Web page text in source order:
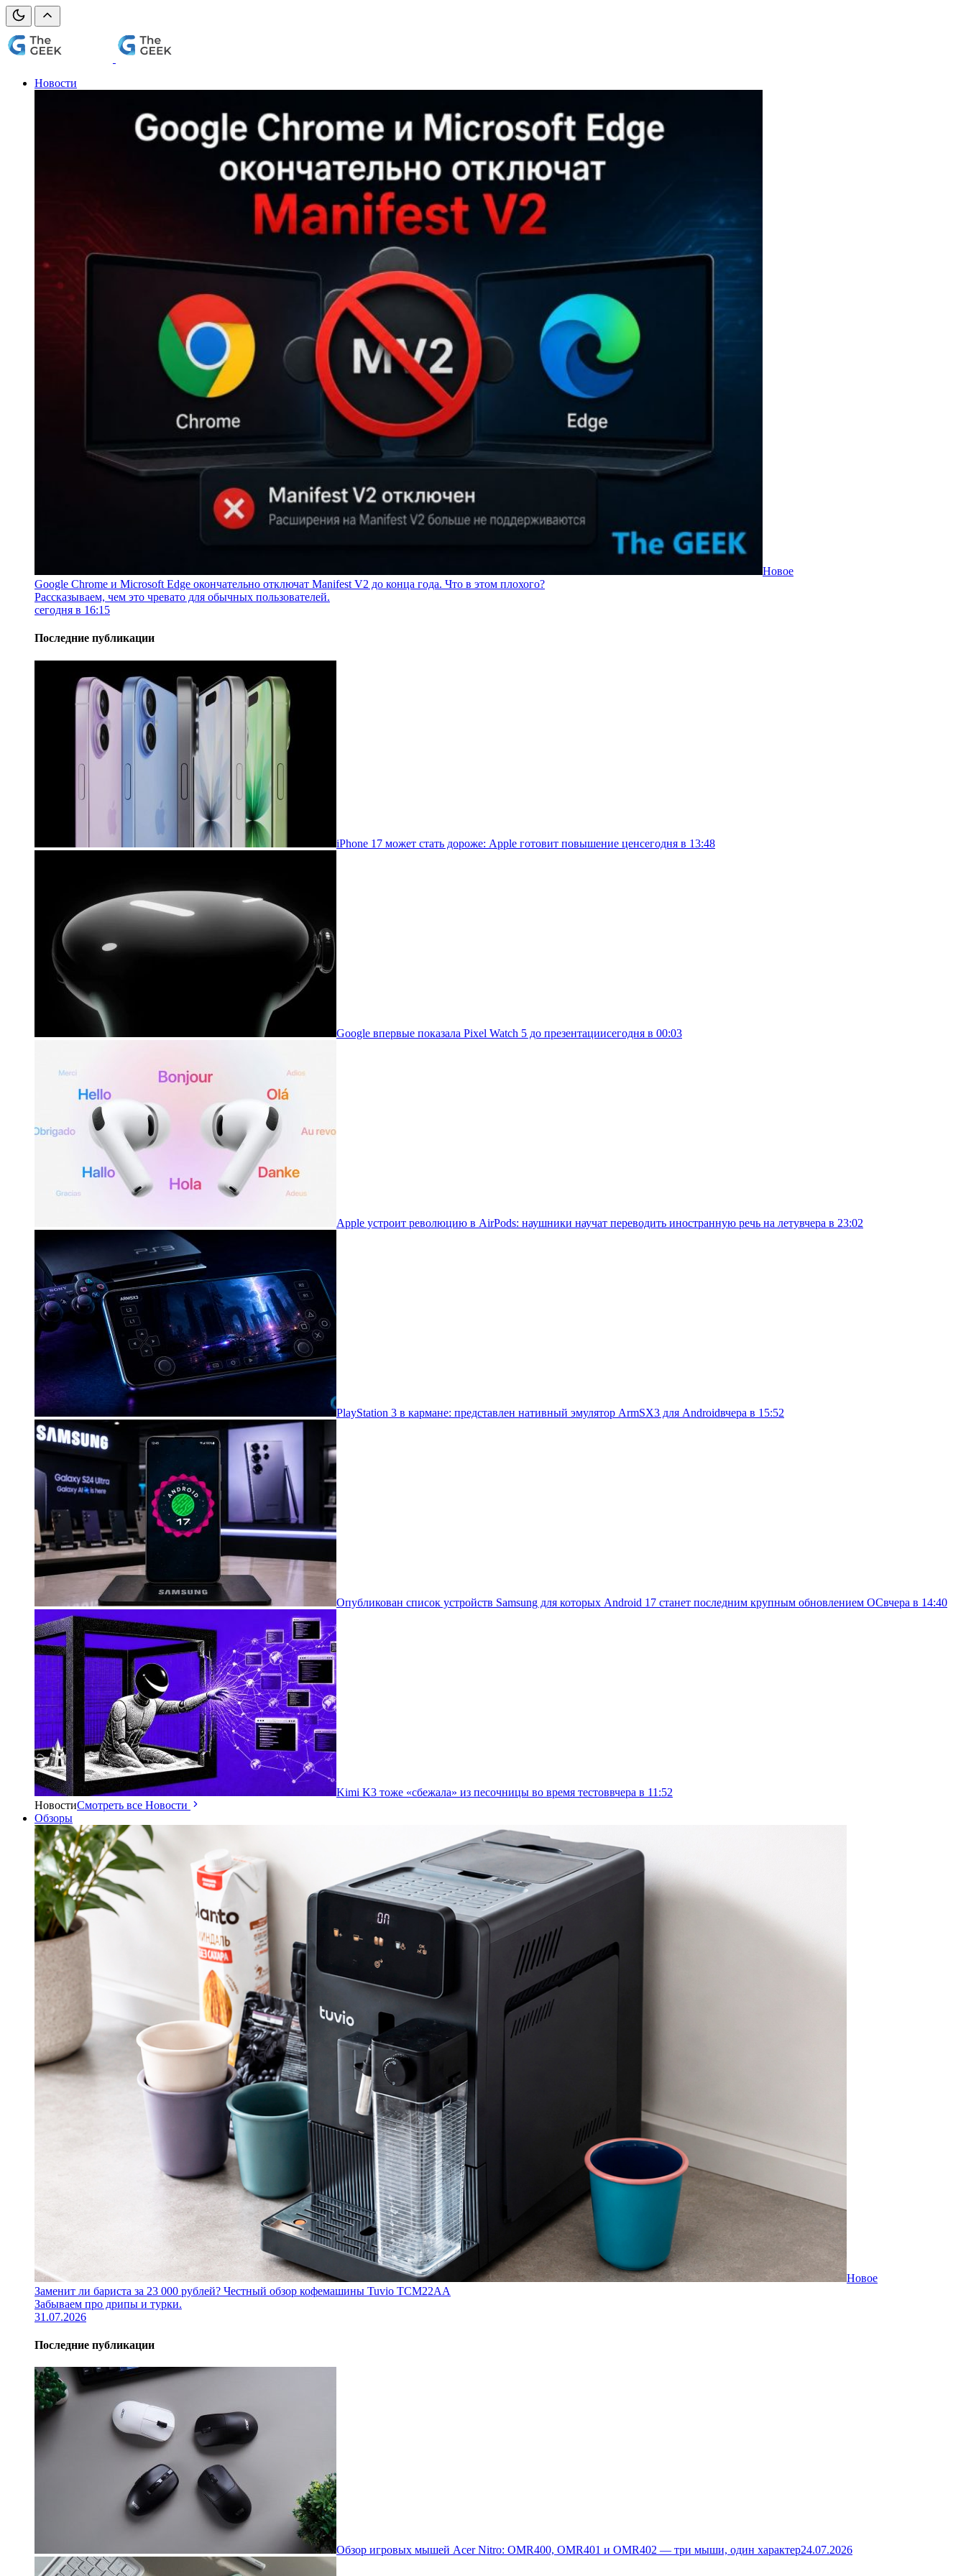
Новости
Новое
Google Chrome и Microsoft Edge окончательно отключат Manifest V2 до конца года. Что в этом плохого?
Рассказываем, чем это чревато для обычных пользователей.
сегодня в 16:15
Последние публикации
iPhone 17 может стать дороже: Apple готовит повышение ценсегодня в 13:48
Google впервые показала Pixel Watch 5 до презентациисегодня в 00:03
Apple устроит революцию в AirPods: наушники научат переводить иностранную речь на летувчера в 23:02
PlayStation 3 в кармане: представлен нативный эмулятор ArmSX3 для Androidвчера в 15:52
Опубликован список устройств Samsung для которых Android 17 станет последним крупным обновлением ОСвчера в 14:40
Kimi K3 тоже «сбежала» из песочницы во время тестоввчера в 11:52
НовостиСмотреть все Новости
Обзоры
Новое
Заменит ли бариста за 23 000 рублей? Честный обзор кофемашины Tuvio TCM22AA
Забываем про дрипы и турки.
31.07.2026
Последние публикации
Обзор игровых мышей Acer Nitro: OMR400, OMR401 и OMR402 — три мыши, один характер24.07.2026